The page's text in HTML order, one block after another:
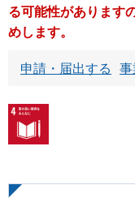
る可能性があります
めします。
申請・届出する 事